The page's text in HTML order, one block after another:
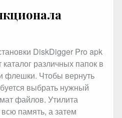
DiskDigger Pro apk
каталог различных папок в
флешки. Чтобы вернуть
выбрать нужный
файлов. Утилита
память, а затем